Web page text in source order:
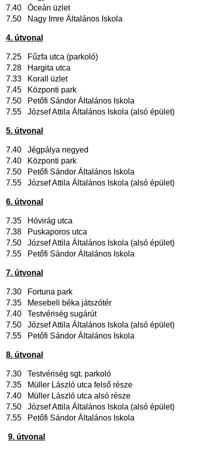
7.40 Óceán üzlet
7.50 Nagy Imre Általános Iskola
4. útvonal
7.25
Fűzfa utca (parkoló)
7.28 Hargita utca
7.33 Korall üzlet
7.45 Központi park
7.50 Petőfi Sándor Általános Iskola
7.55 József Attila Általános Iskola (alsó épület)
5. útvonal
7.40 Jégpálya negyed
7.40 Központi park
7.50 Petőfi Sándor Általános Iskola
7.55 József Attila Általános Iskola (alsó épület)
6. útvonal
7.35 Hóvirág utca
7.38 Puskaporos utca
7.50 József Attila Általános Iskola (alsó épület)
7.55 Petőfi Sándor Általános Iskola
7. útvonal
7.30 Fortuna park
7.35 Mesebeli béka játszótér
7.40 Testvériség sugárút
7.50 József Attila Általános Iskola (alsó épület)
7.55 Petőfi Sándor Általános Iskola
8. útvonal
7.30 Testvériség sgt. parkoló
7.35 Müller László utca felső része
7.40 Müller László utca alsó része
7.50 József Attila Általános Iskola (alsó épület)
7.55 Petőfi Sándor Általános Iskola
9. útvonal